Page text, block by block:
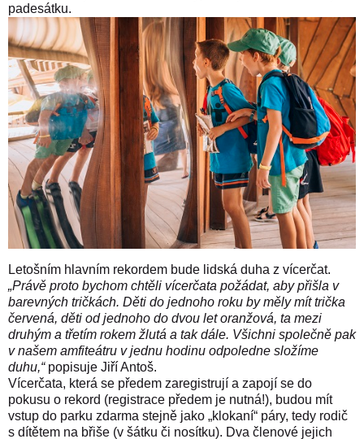
padesátku.
Letošním hlavním rekordem bude lidská duha z vícerčat.
„Právě proto bychom chtěli vícerčata požádat, aby přišla v
barevných tričkách. Děti do jednoho roku by měly mít trička
červená, děti od jednoho do dvou let oranžová, ta mezi
druhým a třetím rokem žlutá a tak dále. Všichni společně pak
v našem amfiteátru v jednu hodinu odpoledne složíme
duhu,“popisuje Jiří Antoš.
Vícerčata, která se předem zaregistrují a zapojí se do
pokusu o rekord (registrace předem je nutná!), budou mít
vstup do parku zdarma stejně jako „klokaní“ páry, tedy rodič
s dítětem na břiše (v šátku či nosítku). Dva členové jejich